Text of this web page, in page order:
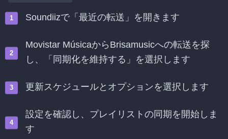
Soundiizで「最近の転送」を開きます
Movistar MúsicaからBrisamusicへの転送を探
し、「同期化を維持する」を選択します
更新スケジュールとオプションを選択します
設定を確認し、プレイリストの同期を開始しま
す